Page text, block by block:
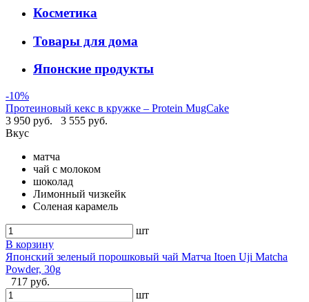
Косметика
Товары для дома
Японские продукты
-10%
Протеиновый кекс в кружке – Protein MugCake
3 950 руб.
3 555 руб.
Вкус
матча
чай с молоком
шоколад
Лимонный чизкейк
Соленая карамель
шт
В корзину
Японский зеленый порошковый чай Матча Itoen Uji Matcha
Powder, 30g
717 руб.
шт